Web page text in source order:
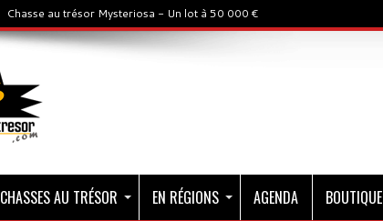
Chasse au trésor Mysteriosa - Un lot à 50 000 €
CHASSES AU TRÉSOR EN RÉGIONS AGENDA BOUTIQUE